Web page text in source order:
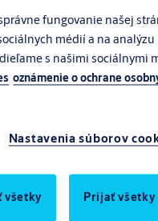
Elektromagnet
polohe podľa potreby
chránené vyhotovenie
vytrhnutiu. Držná sila 544
zabezpečenia.
únikových východoch v
alebo mechanickými
ako riešenie kontroly
elektromagnet po pripojení
fungovanie našej
médií a na
s našimi sociálnymi
oznámenie o ochrane
Nastavenia súborov
všetky Prijať všetky